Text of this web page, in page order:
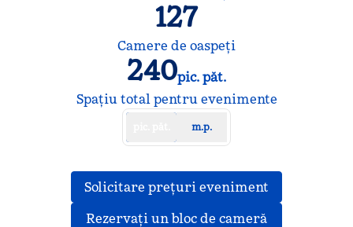
127
Camere de oaspeţi
240pic. păt.
Picioare pătrate
Spațiu total pentru evenimente
m.p.
Solicitare prețuri eveniment
Rezervați un bloc de cameră,